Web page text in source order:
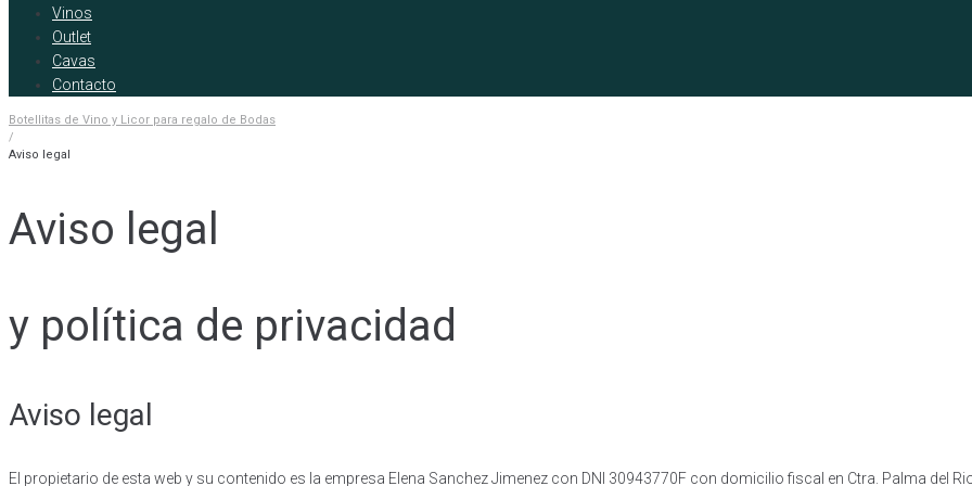
Vinos
Outlet
Cavas
Contacto
Botellitas de Vino y Licor para regalo de Bodas
/
Aviso legal
Aviso legal
y política de privacidad
Aviso legal
El propietario de esta web y su contenido es la empresa Elena Sanchez Jimenez con DNI 30943770F con domicilio fiscal en Ctra. Palma del